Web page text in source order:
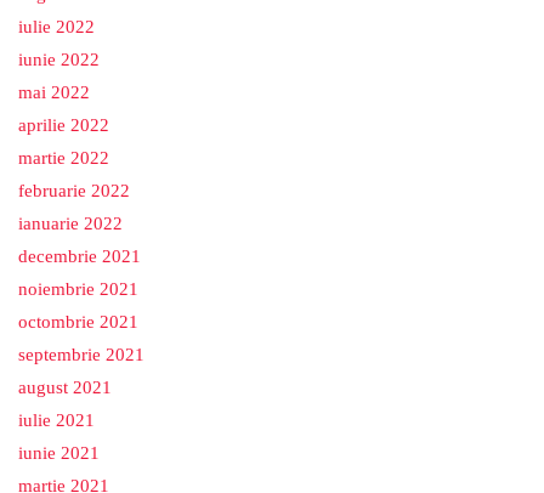
iulie 2022
iunie 2022
mai 2022
aprilie 2022
martie 2022
februarie 2022
ianuarie 2022
decembrie 2021
noiembrie 2021
octombrie 2021
septembrie 2021
august 2021
iulie 2021
iunie 2021
martie 2021